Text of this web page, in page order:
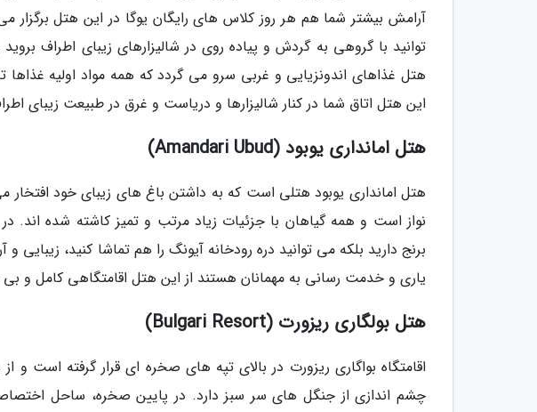
آرامش بیشتر شما هم هر روز کلاس های رایگان یوگا در این هتل برگزار
توانید با گروهی به گردش و پیاده روی در شالیزارهای زیبای اطراف
هتل غذاهای اندونزیایی و غربی سرو می گردد که همه مواد اولیه غذاها
این هتل اتاق شما در کنار شالیزارها و دریاست و غرق در طبیعت زیبای
هتل امانداری یوبود (Amandari Ubud)
هتل امانداری یوبود هتلی است که به داشتن باغ های زیبای خود
نواز است و همه گیاهان با جزئیات زیاد مرتب و تمیز کاشته شده اند. در
برنج دارید بلکه می توانید دره رودخانه آیونگ را هم تماشا کنید، زیبایی و
یاری و خدمت رسانی به مهمانان هستند از این هتل اقامتگاهی کامل
هتل بولگاری ریزورت (Bulgari Resort)
اقامتگاه بواگاری ریزورت در بالای تپه های صخره ای قرار گرفته است
چشم اندازی از جنگل های سر سبز دارد. در پایین صخره، ساحل